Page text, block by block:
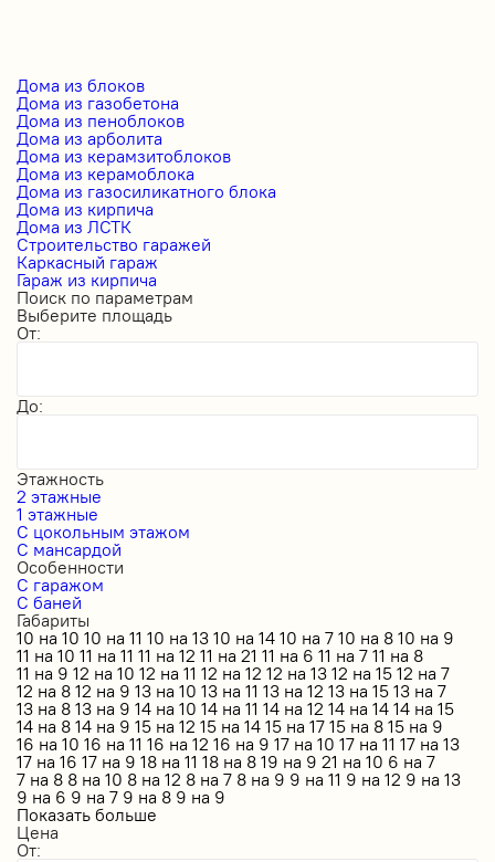
Дома из блоков
Дома из газобетона
Дома из пеноблоков
Дома из арболита
Дома из керамзитоблоков
Дома из керамоблока
Дома из газосиликатного блока
Дома из кирпича
Дома из ЛСТК
Строительство гаражей
Каркасный гараж
Гараж из кирпича
Поиск по параметрам
Выберите площадь
От:
До:
Этажность
2 этажные
1 этажные
С цокольным этажом
С мансардой
Особенности
С гаражом
С баней
Габариты
10 на 10 10 на 11 10 на 13 10 на 14 10 на 7 10 на 8 10 на 9
11 на 10 11 на 11 11 на 12 11 на 21 11 на 6 11 на 7 11 на 8
11 на 9 12 на 10 12 на 11 12 на 12 12 на 13 12 на 15 12 на 7
12 на 8 12 на 9 13 на 10 13 на 11 13 на 12 13 на 15 13 на 7
13 на 8 13 на 9 14 на 10 14 на 11 14 на 12 14 на 14 14 на 15
14 на 8 14 на 9 15 на 12 15 на 14 15 на 17 15 на 8 15 на 9
16 на 10 16 на 11 16 на 12 16 на 9 17 на 10 17 на 11 17 на 13
17 на 16 17 на 9 18 на 11 18 на 8 19 на 9 21 на 10 6 на 7
7 на 8 8 на 10 8 на 12 8 на 7 8 на 9 9 на 11 9 на 12 9 на 13
9 на 6 9 на 7 9 на 8 9 на 9
Показать больше
Цена
От: